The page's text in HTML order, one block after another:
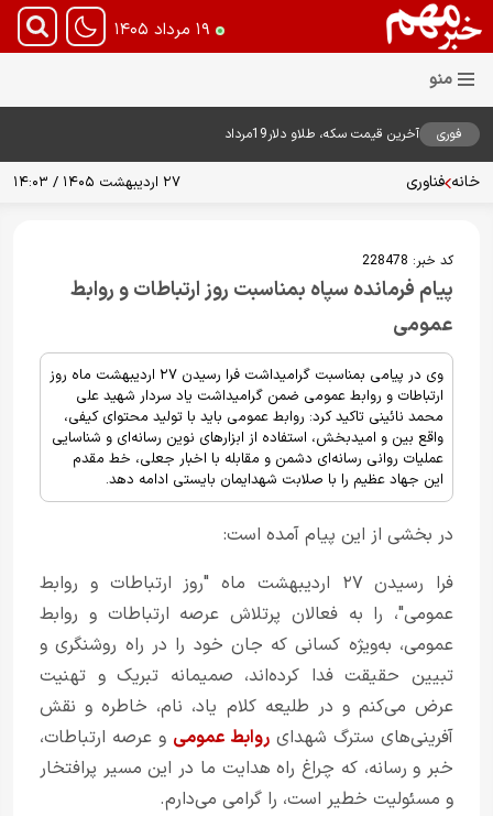
۱۹ مرداد ۱۴۰۵
فوری
آخرین قیمت سکه، طلاو دلار19مرداد
خانه فناوری ۲۷ اردیبهشت ۱۴۰۵ / ۱۴:۰۳
کد خبر: 228478
پیام فرمانده سپاه بمناسبت روز ارتباطات و روابط
عمومی
وی در پیامی بمناسبت گرامیداشت فرا رسیدن ۲۷ اردیبهشت ماه روز
ارتباطات و روابط عمومی ضمن گرامیداشت یاد سردار شهید علی
محمد نائینی تاکید کرد: روابط عمومی باید با تولید محتوای کیفی،
واقع بین و امیدبخش، استفاده از ابزارهای نوین رسانه‌ای و شناسایی
عملیات روانی رسانه‌ای دشمن و مقابله با اخبار جعلی، خط مقدم
این جهاد عظیم را با صلابت شهدایمان بایستی ادامه دهد.
در بخشی از این پیام آمده است:
فرا رسیدن ۲۷ اردیبهشت ماه "روز ارتباطات و روابط
عمومی"، را به فعالان پرتلاش عرصه ارتباطات و روابط
عمومی، به‌ویژه کسانی که جان خود را در راه روشنگری و
تبیین حقیقت فدا کرده‌اند، صمیمانه تبریک و تهنیت
عرض می‌کنم و در طلیعه کلام یاد، نام، خاطره و نقش
آفرینی‌های سترگ شهدای روابط عمومی و عرصه ارتباطات،
خبر و رسانه، که چراغ راه هدایت ما در این مسیر پرافتخار
و مسئولیت خطیر است، را گرامی می‌دارم.